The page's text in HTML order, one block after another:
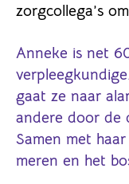
zorgcollega’s
Anneke is net
gaat ze naar
andere door de
Samen met
meren en het